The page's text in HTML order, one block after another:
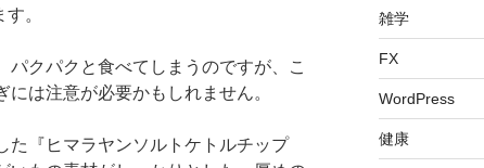
。
パクパクと食べてしまうのですが、こ
は注意が必要かもしれません。
た『ヒマラヤンソルトケトルチップ
雑学
FX
WordPress
健康